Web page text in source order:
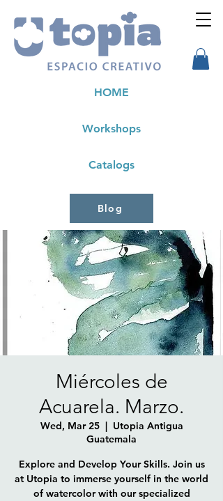
Workshops
HOME
Catalogs
Blog
Miércoles de
Acuarela. Marzo.
Wed, Mar 25
  |
Utopia Antigua
Guatemala
Explore and Develop Your Skills. Join us
at Utopia to immerse yourself in the world
of watercolor with our specialized